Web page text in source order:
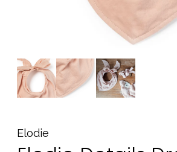
Elodie
Våra
Varumärken
Sol och bad Outlet
Kontakta oss